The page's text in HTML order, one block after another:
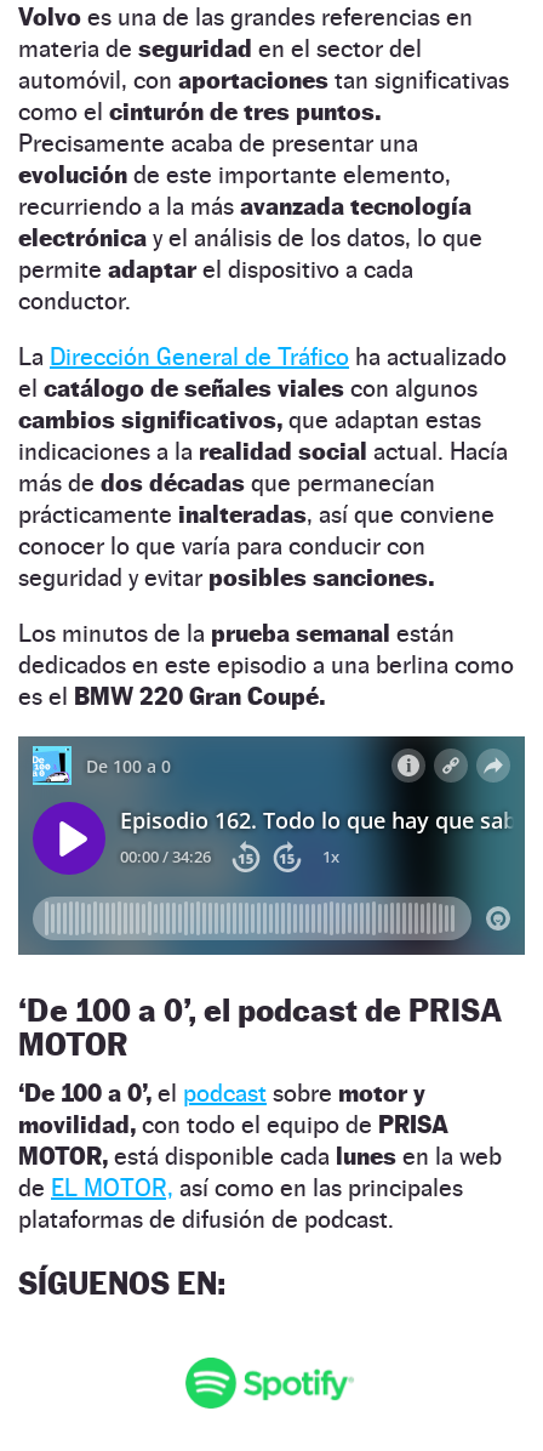
Volvo es una de las grandes referencias en
materia de seguridad en el sector del
automóvil, con aportaciones tan significativas
como el cinturón de tres puntos.
Precisamente acaba de presentar una
evolución de este importante elemento,
recurriendo a la más avanzada tecnología
electrónica y el análisis de los datos, lo que
permite adaptarel dispositivo a cada
conductor.
La Dirección General de Tráfico ha actualizado
el catálogo de señales viales con algunos
cambios significativos, que adaptan estas
indicaciones a la realidad social actual. Hacía
más de dos décadas que permanecían
prácticamente inalteradas, así que conviene
conocer lo que varía para conducir con
seguridad y evitar posibles sanciones.
Los minutos de la prueba semanal están
dedicados en este episodio a una berlina como
es el BMW 220 Gran Coupé.
‘De 100 a 0’, el podcast de PRISA
MOTOR
‘De 100 a 0’, el podcast sobre motor y
movilidad, con todo el equipo de PRISA
MOTOR, está disponible cada lunes en la web
de EL MOTOR, así como en las principales
plataformas de difusión de podcast.
SÍGUENOS EN: